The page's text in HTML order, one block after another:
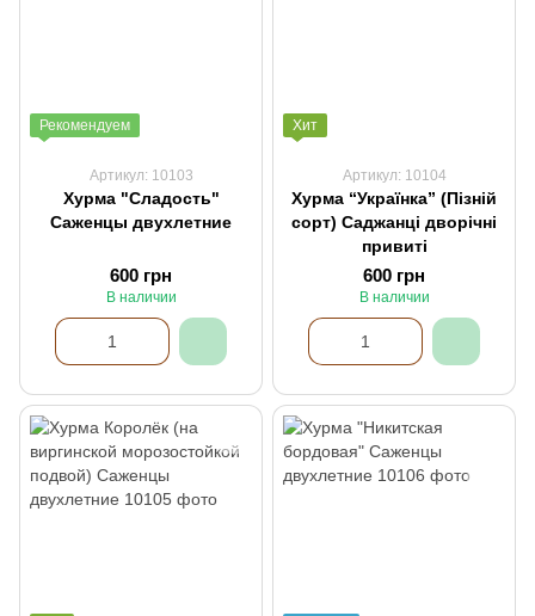
Рекомендуем
Артикул: 10103
Хурма "Сладость"
Саженцы двухлетние
600 грн
В наличии
Хит
Артикул: 10104
Хурма “Українка” (Пізній
сорт) Саджанці дворічні
привиті
600 грн
В наличии